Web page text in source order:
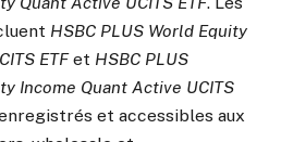
HSBC PLUS World Equity
ETFet HSBC PLUS
Income Quant Active UCITS
et accessibles aux